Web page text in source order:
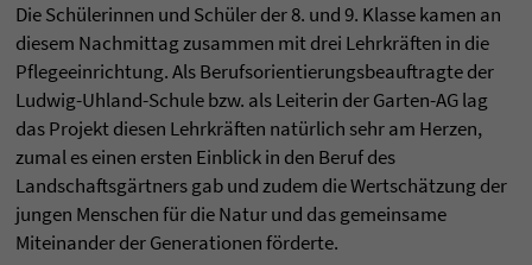
Die Schülerinnen und Schüler der 8. und 9. Klasse kamen an
diesem Nachmittag zusammen mit drei Lehrkräften in die
Pflegeeinrichtung. Als Berufsorientierungsbeauftragte der
Ludwig-Uhland-Schule bzw. als Leiterin der Garten-AG lag
das Projekt diesen Lehrkräften natürlich sehr am Herzen,
zumal es einen ersten Einblick in den Beruf des
Landschaftsgärtners gab und zudem die Wertschätzung der
jungen Menschen für die Natur und das gemeinsame
Miteinander der Generationen förderte.